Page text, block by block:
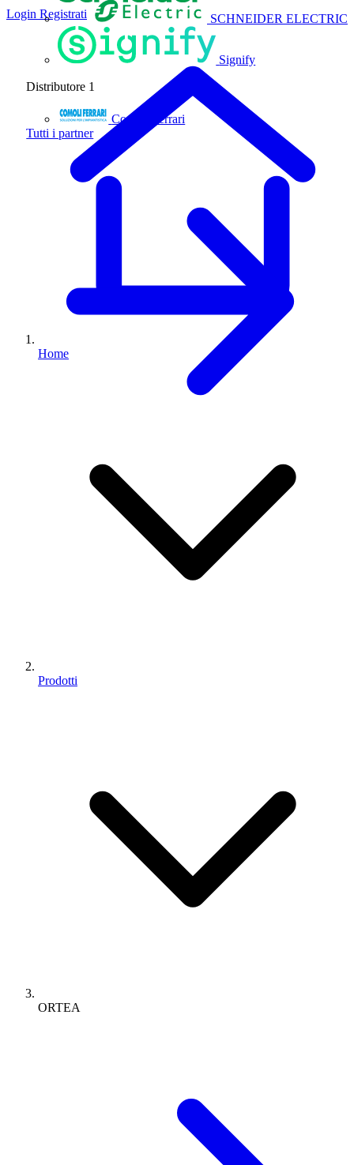
SCHNEIDER ELECTRIC
Signify
Distributore 1
Comoli Ferrari
Tutti i partner
Login Registrati
Home
Prodotti
ORTEA